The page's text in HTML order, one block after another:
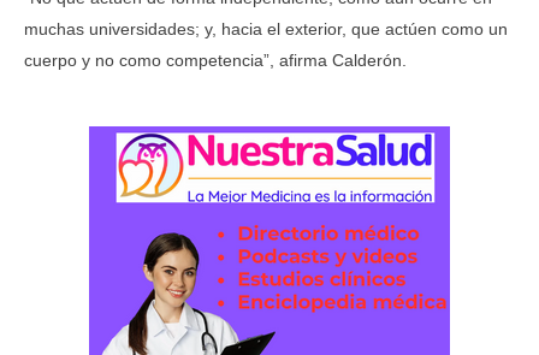
muchas universidades; y, hacia el exterior, que actúen como un
cuerpo y no como competencia”, afirma Calderón.